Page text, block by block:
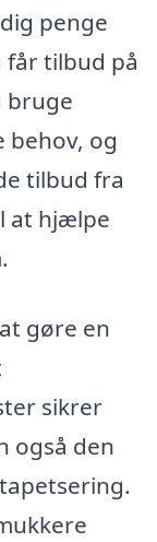
penge
får tilbud på
bruge
behov, og
tilbud fra
at hjælpe
gøre en
sikrer
også den